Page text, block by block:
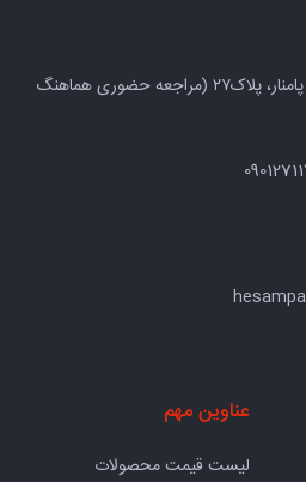
تهران، خ 15 خرداد، خ پامنار، پلاک۲۷ (مراجعه حضوری هماهنگ
عناوین مهم
لیست قیمت محصولات